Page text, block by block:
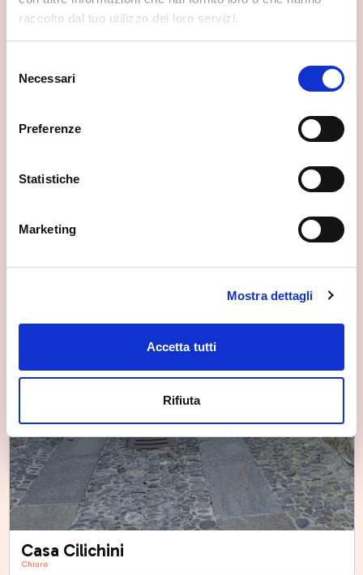
raccolto dal tuo utilizzo dei loro servizi.
delNecessari
Preferenze
Statistiche
Marketing
Mostra dettagli
Accetta tutti
Rifiuta
Casa Cilichini
Chiuro